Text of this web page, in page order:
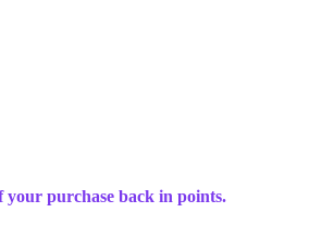
your purchase back in points.